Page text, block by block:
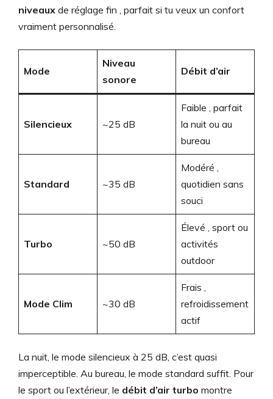
niveaux de réglage fin , parfait si tu veux un confort
vraiment personnalisé.
Mode
Niveau
sonore
Débit d’air
Silencieux ~25 dB
Faible , parfait
la nuit ou au
bureau
Standard ~35 dB
Modéré ,
quotidien sans
souci
Turbo ~50 dB
Élevé , sport ou
activités
outdoor
Mode Clim ~30 dB
Frais ,
refroidissement
actif
La nuit, le mode silencieux à 25 dB, c’est quasi
imperceptible. Au bureau, le mode standard suffit. Pour
le sport ou l’extérieur, le débit d’air turbo montre